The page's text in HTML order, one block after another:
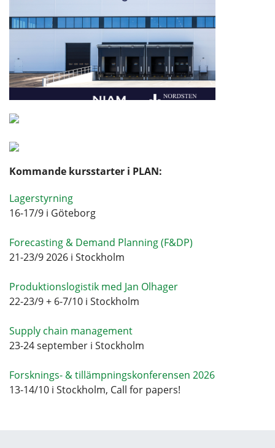
Kommande kursstarter i PLAN:
Lagerstyrning
16-17/9 i Göteborg
Forecasting & Demand Planning (F&DP)
21-23/9 2026 i Stockholm
Produktionslogistik med Jan Olhager
22-23/9 + 6-7/10 i Stockholm
Supply chain management
23-24 september i Stockholm
Forsknings- & tillämpningskonferensen 2026
13-14/10 i Stockholm, Call for papers!